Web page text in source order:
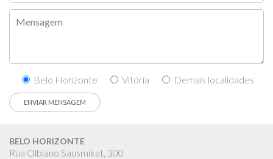
Belo Horizonte Vitória Demais localidades
BELO HORIZONTE
Rua Olbiano Sausmikat, 300